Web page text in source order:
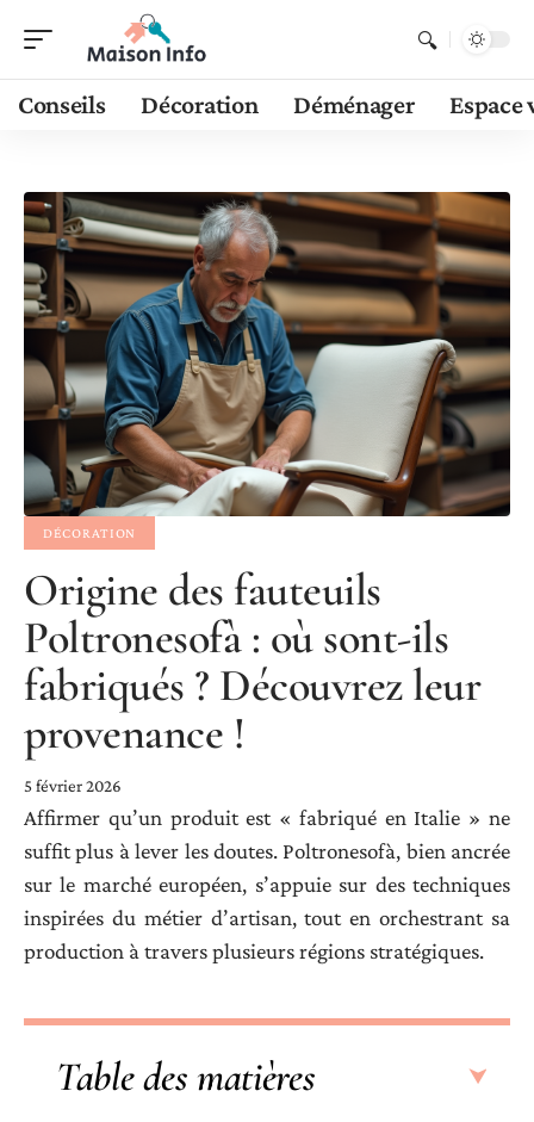
Conseils Décoration Déménager Espace
DÉCORATION
Origine des fauteuils
Poltronesofà : où sont-ils
fabriqués ? Découvrez leur
provenance !
5 février 2026
Affirmer qu’un produit est « fabriqué en Italie » ne
suffit plus à lever les doutes. Poltronesofà, bien ancrée
sur le marché européen, s’appuie sur des techniques
inspirées du métier d’artisan, tout en orchestrant sa
production à travers plusieurs régions stratégiques.
Table des matières